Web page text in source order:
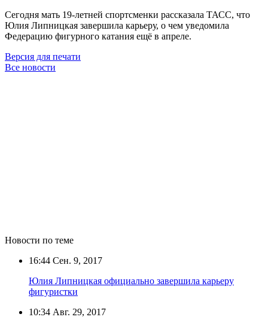
Сегодня мать 19-летней спортсменки рассказала ТАСС, что
Юлия Липницкая завершила карьеру, о чем уведомила
Федерацию фигурного катания ещё в апреле.
Версия для печати
Все новости
Новости по теме
16:44 Сен. 9, 2017
Юлия Липницкая официально завершила карьеру
фигуристки
10:34 Авг. 29, 2017